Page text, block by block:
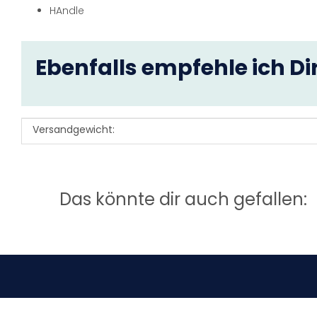
HAndle
Ebenfalls empfehle ich
Produkteigenschaft
Wert
Versandgewicht:
Das könnte dir auch gefallen: